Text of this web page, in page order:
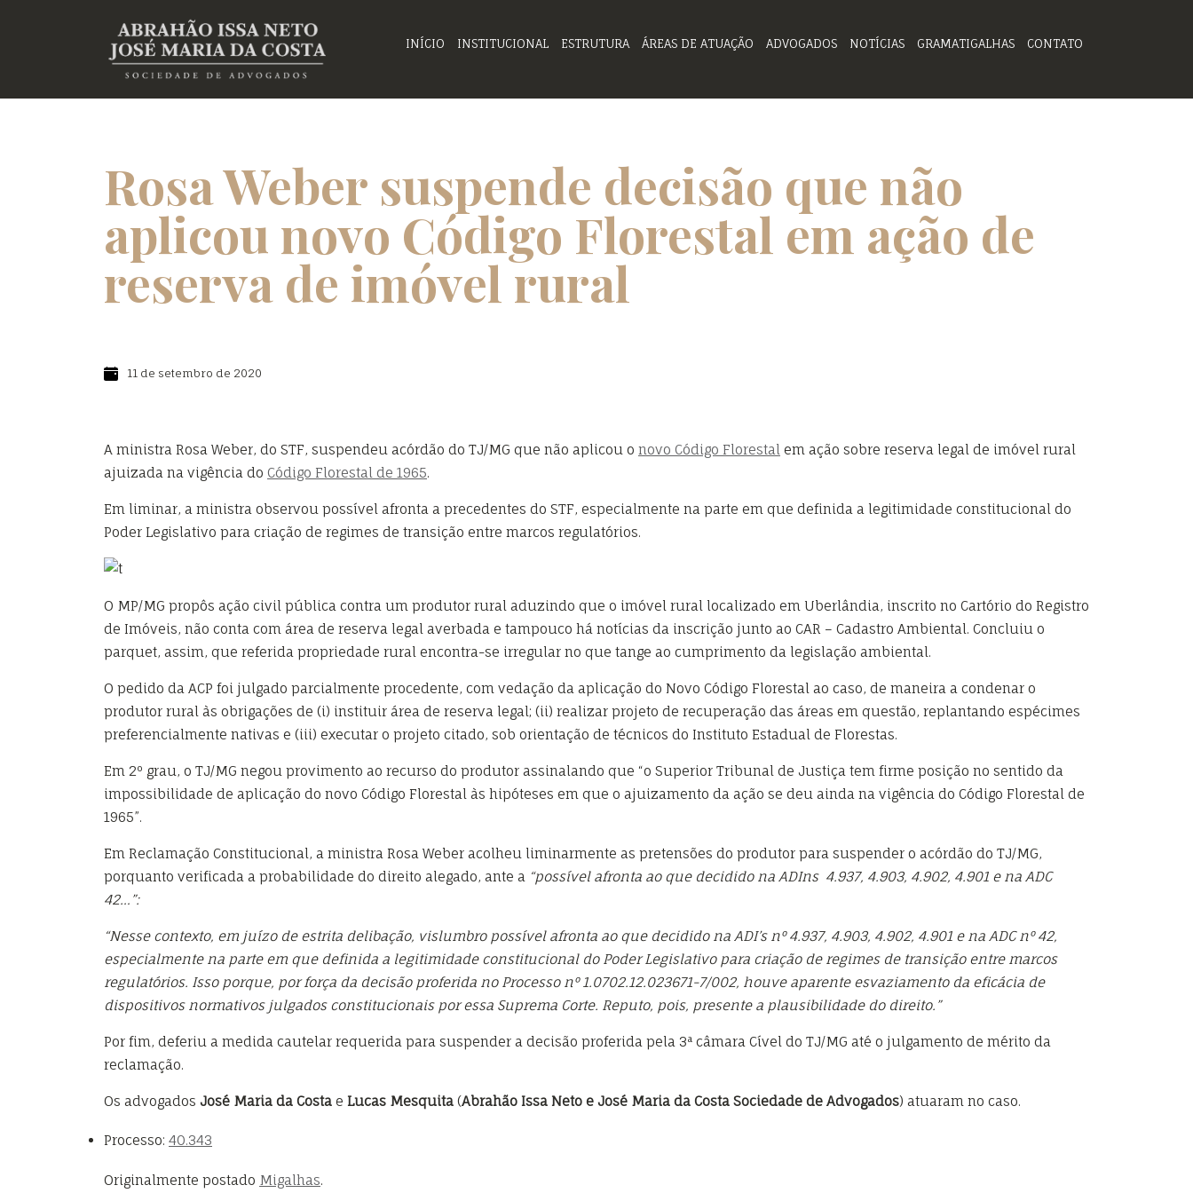
INÍCIO INSTITUCIONAL ESTRUTURA ÁREAS DE ATUAÇÃO ADVOGADOS NOTÍCIAS GRAMATIGALHAS CONTATO
Rosa Weber suspende decisão que não
aplicou novo Código Florestal em ação de
reserva de imóvel rural
11 de setembro de 2020
A ministra Rosa Weber, do STF, suspendeu acórdão do TJ/MG que não aplicou o novo Código Florestal em ação sobre reserva legal de imóvel rural
ajuizada na vigência do Código Florestal de 1965.
Em liminar, a ministra observou possível afronta a precedentes do STF, especialmente na parte em que definida a legitimidade constitucional do
Poder Legislativo para criação de regimes de transição entre marcos regulatórios.
O MP/MG propôs ação civil pública contra um produtor rural aduzindo que o imóvel rural localizado em Uberlândia, inscrito no Cartório do Registro
de Imóveis, não conta com área de reserva legal averbada e tampouco há notícias da inscrição junto ao CAR – Cadastro Ambiental. Concluiu o
parquet, assim, que referida propriedade rural encontra-se irregular no que tange ao cumprimento da legislação ambiental.
O pedido da ACP foi julgado parcialmente procedente, com vedação da aplicação do Novo Código Florestal ao caso, de maneira a condenar o
produtor rural às obrigações de (i) instituir área de reserva legal; (ii) realizar projeto de recuperação das áreas em questão, replantando espécimes
preferencialmente nativas e (iii) executar o projeto citado, sob orientação de técnicos do Instituto Estadual de Florestas.
Em 2º grau, o TJ/MG negou provimento ao recurso do produtor assinalando que “o Superior Tribunal de Justiça tem firme posição no sentido da
impossibilidade de aplicação do novo Código Florestal às hipóteses em que o ajuizamento da ação se deu ainda na vigência do Código Florestal de
1965”.
Em Reclamação Constitucional, a ministra Rosa Weber acolheu liminarmente as pretensões do produtor para suspender o acórdão do TJ/MG,
porquanto verificada a probabilidade do direito alegado, ante a “possível afronta ao que decidido na ADIns 4.937, 4.903, 4.902, 4.901 e na ADC
42…”:
“Nesse contexto, em juízo de estrita delibação, vislumbro possível afronta ao que decidido na ADI’s nº 4.937, 4.903, 4.902, 4.901 e na ADC nº 42,
especialmente na parte em que definida a legitimidade constitucional do Poder Legislativo para criação de regimes de transição entre marcos
regulatórios. Isso porque, por força da decisão proferida no Processo nº 1.0702.12.023671-7/002, houve aparente esvaziamento da eficácia de
dispositivos normativos julgados constitucionais por essa Suprema Corte. Reputo, pois, presente a plausibilidade do direito.”
Por fim, deferiu a medida cautelar requerida para suspender a decisão proferida pela 3ª câmara Cível do TJ/MG até o julgamento de mérito da
reclamação.
Os advogados José Maria da Costa e Lucas Mesquita (Abrahão Issa Neto e José Maria da Costa Sociedade de Advogados) atuaram no caso.
Processo: 40.343
Originalmente postado Migalhas.